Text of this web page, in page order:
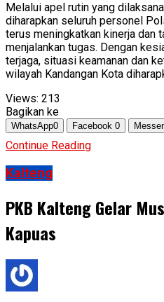
Melalui apel rutin yang
diharapkan seluruh personel
terus meningkatkan kinerja dan
menjalankan tugas. Dengan
terjaga, situasi keamanan dan
wilayah Kandangan Kota
Views: 213
Bagikan ke
WhatsApp0 Facebook 0
Continue Reading
Kalteng
PKB Kalteng Gelar
Kapuas